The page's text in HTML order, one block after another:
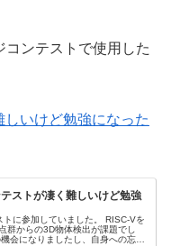
ンテストで使用した
いけど勉強になった
ストが凄く難しいけど勉強
に参加していました。 RISC-Vを
群からの3D物体検出が課題でし
会になりましたし、自身への忘備